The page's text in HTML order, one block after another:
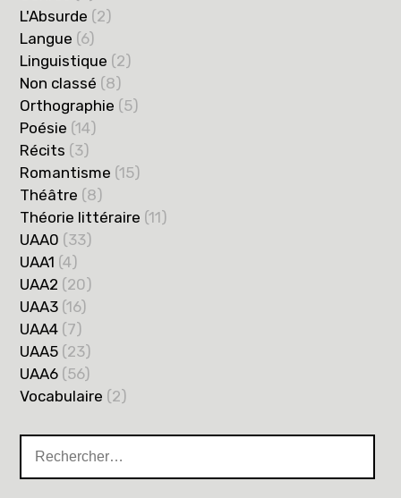
L'Absurde (2)
Langue (6)
Linguistique (2)
Non classé (8)
Orthographie (5)
Poésie (14)
Récits (3)
Romantisme (15)
Théâtre (8)
Théorie littéraire (11)
UAA0 (33)
UAA1 (4)
UAA2 (20)
UAA3 (16)
UAA4 (7)
UAA5 (23)
UAA6 (56)
Vocabulaire (2)